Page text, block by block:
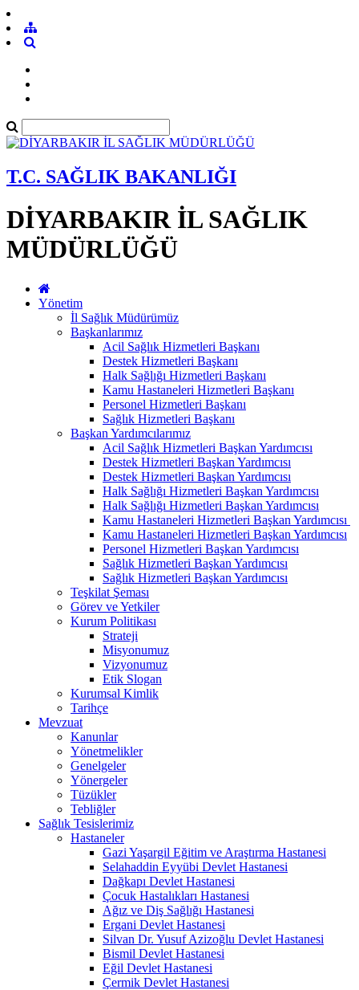
T.C. SAĞLIK BAKANLIĞI
DİYARBAKIR İL SAĞLIK
MÜDÜRLÜĞÜ
Yönetim
İl Sağlık Müdürümüz
Başkanlarımız
Acil Sağlık Hizmetleri Başkanı
Destek Hizmetleri Başkanı
Halk Sağlığı Hizmetleri Başkanı
Kamu Hastaneleri Hizmetleri Başkanı
Personel Hizmetleri Başkanı
Sağlık Hizmetleri Başkanı
Başkan Yardımcılarımız
Acil Sağlık Hizmetleri Başkan Yardımcısı
Destek Hizmetleri Başkan Yardımcısı
Destek Hizmetleri Başkan Yardımcısı
Halk Sağlığı Hizmetleri Başkan Yardımcısı
Halk Sağlığı Hizmetleri Başkan Yardımcısı
Kamu Hastaneleri Hizmetleri Başkan Yardımcısı ​
Kamu Hastaneleri Hizmetleri Başkan Yardımcısı
Personel Hizmetleri Başkan Yardımcısı
Sağlık Hizmetleri Başkan Yardımcısı
Sağlık Hizmetleri Başkan Yardımcısı
Teşkilat Şeması
Görev ve Yetkiler
Kurum Politikası
Strateji
Misyonumuz
Vizyonumuz
Etik Slogan
Kurumsal Kimlik
Tarihçe
Mevzuat
Kanunlar
Yönetmelikler
Genelgeler
Yönergeler
Tüzükler
Tebliğler
Sağlık Tesislerimiz
Hastaneler
Gazi Yaşargil Eğitim ve Araştırma Hastanesi
Selahaddin Eyyübi Devlet Hastanesi
Dağkapı Devlet Hastanesi
Çocuk Hastalıkları Hastanesi
Ağız ve Diş Sağlığı Hastanesi
Ergani Devlet Hastanesi
Silvan Dr. Yusuf Azizoğlu Devlet Hastanesi
Bismil Devlet Hastanesi
Eğil Devlet Hastanesi
Çermik Devlet Hastanesi